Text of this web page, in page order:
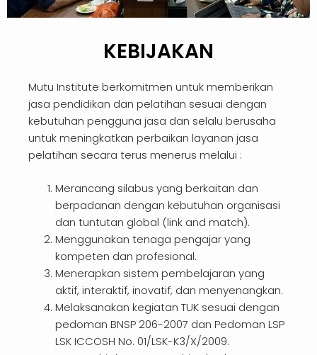
KEBIJAKAN
Mutu Institute berkomitmen untuk memberikan
jasa pendidikan dan pelatihan sesuai dengan
kebutuhan pengguna jasa dan selalu berusaha
untuk meningkatkan perbaikan layanan jasa
pelatihan secara terus menerus melalui :
Merancang silabus yang berkaitan dan
berpadanan dengan kebutuhan organisasi
dan tuntutan global (link and match).
Menggunakan tenaga pengajar yang
kompeten dan profesional.
Menerapkan sistem pembelajaran yang
aktif, interaktif, inovatif, dan menyenangkan.
Melaksanakan kegiatan TUK sesuai dengan
pedoman BNSP 206-2007 dan Pedoman LSP
LSK ICCOSH No. 01/LSK-K3/X/2009.